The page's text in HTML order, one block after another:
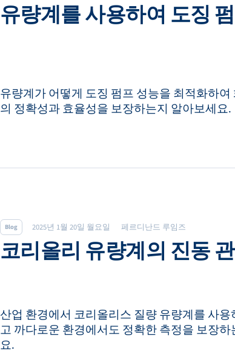
유량계를 사용하여 도징
유량계가 어떻게 도징 펌프 성능을 최적화하
의 정확성과 효율성을 보장하는지 알아보세요.
Blog 2025년 1월 20일 월요일 페르디난드 루임즈
코리올리 유량계의 진동
산업 환경에서 코리올리스 질량 유량계를 사
고 까다로운 환경에서도 정확한 측정을 보장
요.